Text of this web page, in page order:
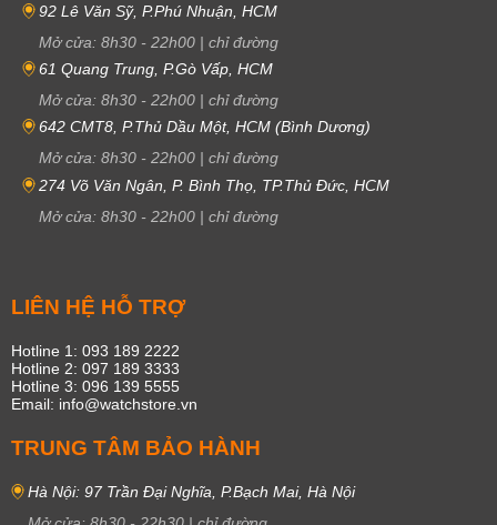
92 Lê Văn Sỹ, P.Phú Nhuận, HCM
Mở cửa: 8h30 - 22h00 | chỉ đường
61 Quang Trung, P.Gò Vấp, HCM
Mở cửa: 8h30 - 22h00 | chỉ đường
642 CMT8, P.Thủ Dầu Một, HCM (Bình Dương)
Mở cửa: 8h30 - 22h00 | chỉ đường
274 Võ Văn Ngân, P. Bình Thọ, TP.Thủ Đức, HCM
Mở cửa: 8h30 - 22h00 | chỉ đường
LIÊN HỆ HỖ TRỢ
Hotline 1: 093 189 2222
Hotline 2: 097 189 3333
Hotline 3: 096 139 5555
Email: info@watchstore.vn
TRUNG TÂM BẢO HÀNH
Hà Nội: 97 Trần Đại Nghĩa, P.Bạch Mai, Hà Nội